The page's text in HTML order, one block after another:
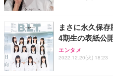
まさに永久保
4期生の表紙公
エンタメ
2022.12.20(火) 18:23